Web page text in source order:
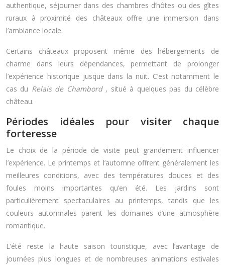
authentique, séjourner dans des chambres d’hôtes ou des gîtes
ruraux à proximité des châteaux offre une immersion dans
l’ambiance locale.
Certains châteaux proposent même des hébergements de
charme dans leurs dépendances, permettant de prolonger
l’expérience historique jusque dans la nuit. C’est notamment le
cas du Relais de Chambord , situé à quelques pas du célèbre
château.
Périodes idéales pour visiter chaque
forteresse
Le choix de la période de visite peut grandement influencer
l’expérience. Le printemps et l’automne offrent généralement les
meilleures conditions, avec des températures douces et des
foules moins importantes qu’en été. Les jardins sont
particulièrement spectaculaires au printemps, tandis que les
couleurs automnales parent les domaines d’une atmosphère
romantique.
L’été reste la haute saison touristique, avec l’avantage de
journées plus longues et de nombreuses animations estivales